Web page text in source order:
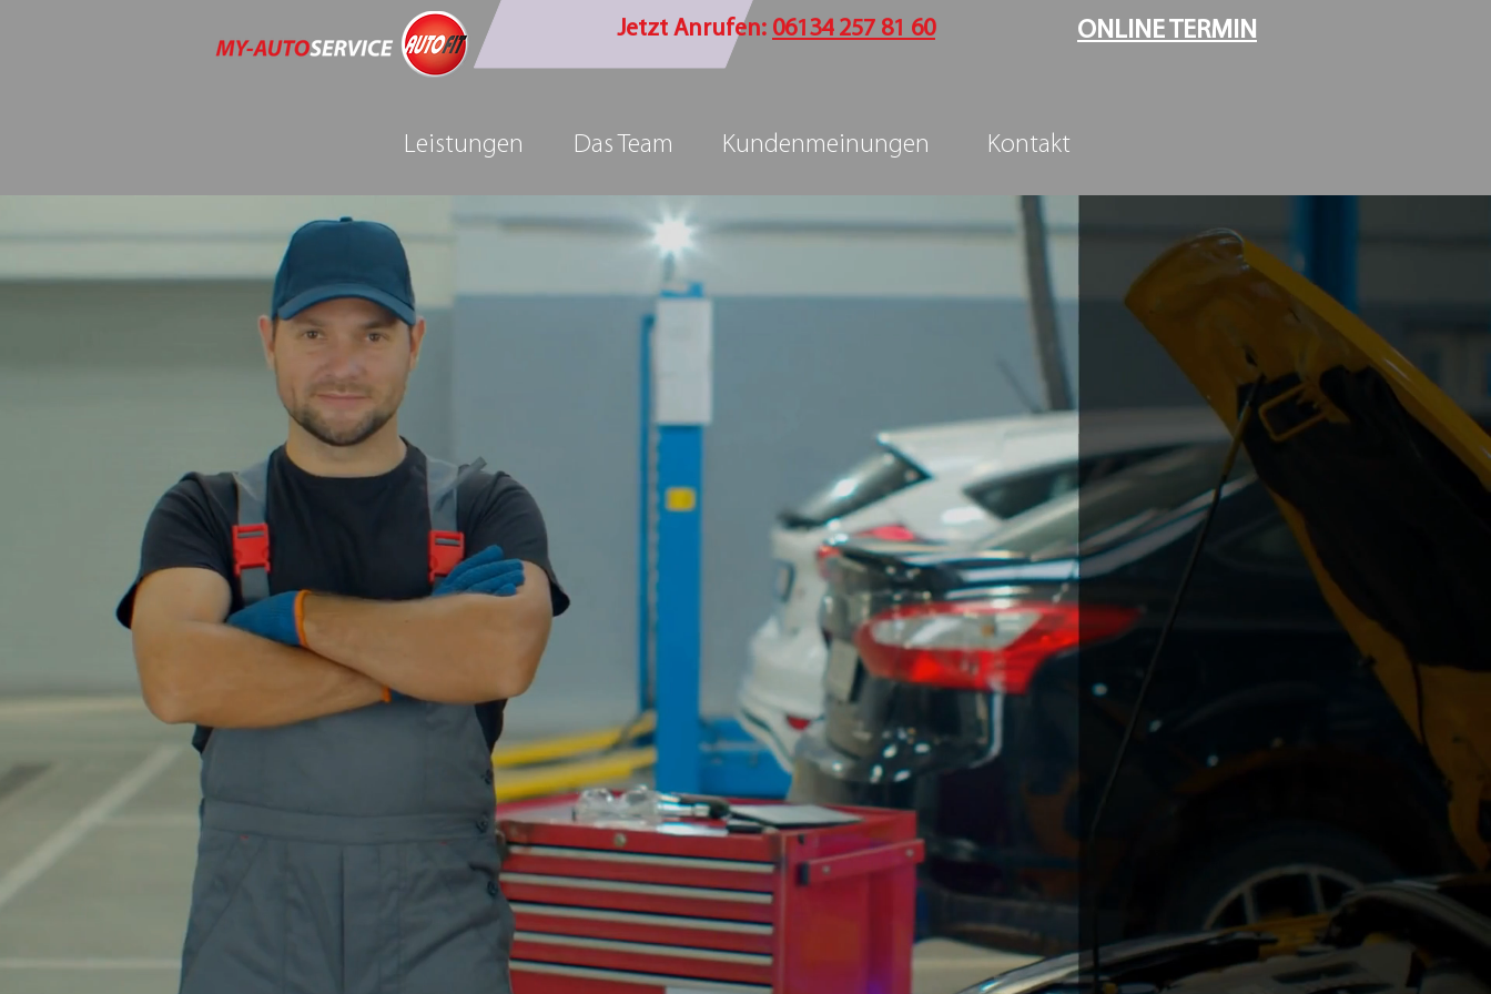
Jetzt Anrufen: 06134 257 81 60 ONLINE TERMIN
Leistungen Das Team Kundenmeinungen Kontakt